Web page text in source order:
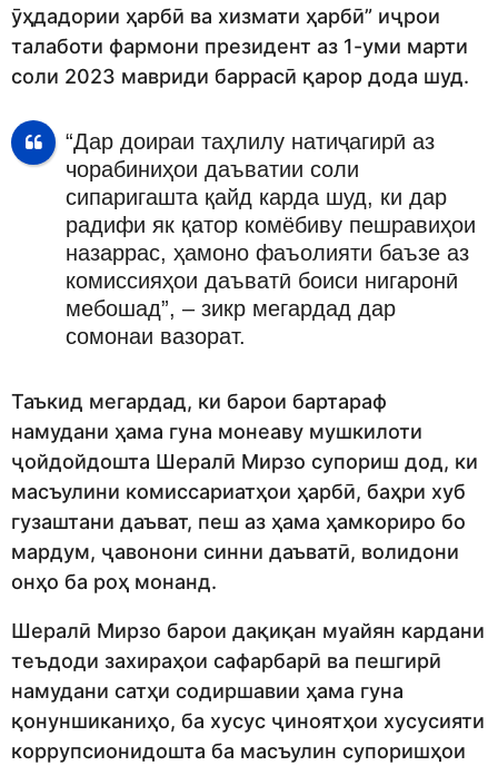
ӯҳдадории ҳарбӣ ва хизмати ҳарбӣ” иҷрои
талаботи фармони президент аз 1-уми марти
соли 2023 мавриди баррасӣ қарор дода шуд.
“Дар доираи таҳлилу натиҷагирӣ аз
чорабиниҳои даъватии соли
сипаригашта қайд карда шуд, ки дар
радифи як қатор комёбиву пешравиҳои
назаррас, ҳамоно фаъолияти баъзе аз
комиссияҳои даъватӣ боиси нигаронӣ
мебошад”, – зикр мегардад дар
сомонаи вазорат.
Таъкид мегардад, ки барои бартараф
намудани ҳама гуна монеаву мушкилоти
ҷойдойдошта Шералӣ Мирзо супориш дод, ки
масъулини комиссариатҳои ҳарбӣ, баҳри хуб
гузаштани даъват, пеш аз ҳама ҳамкориро бо
мардум, ҷавонони синни даъватӣ, волидони
онҳо ба роҳ монанд.
Шералӣ Мирзо барои дақиқан муайян кардани
теъдоди захираҳои сафарбарӣ ва пешгирӣ
намудани сатҳи содиршавии ҳама гуна
қонуншиканиҳо, ба хусус ҷиноятҳои хусусияти
коррупсионидошта ба масъулин супоришҳои